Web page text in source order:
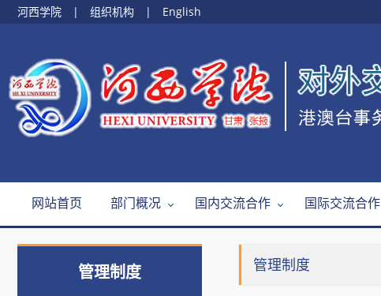
河西学院 | 组织机构 | English
网站首页 部门概况 国内交流合作 国际交流合作
管理制度
管理制度